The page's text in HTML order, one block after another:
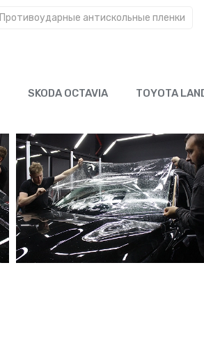
Противоударные антискольные пленки
SKODA OCTAVIA TOYOTA